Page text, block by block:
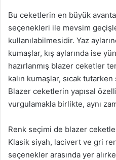
Bu ceketlerin en büyük
seçenekleri ile mevsim
kullanılabilmesidir. Yaz
kumaşlar, kış aylarında ise
hazırlanmış blazer ceketler
kalın kumaşlar, sıcak
Blazer ceketlerin yapısal
vurgulamakla birlikte, aynı
Renk seçimi de blazer
Klasik siyah, lacivert ve gri
seçenekler arasında yer